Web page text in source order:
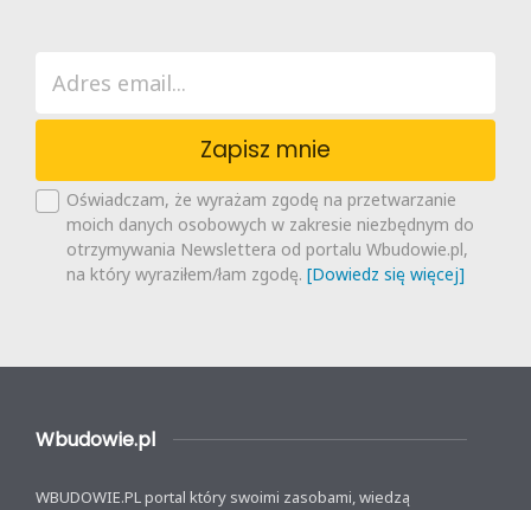
Zapisz mnie
Oświadczam, że wyrażam zgodę na przetwarzanie
moich danych osobowych w zakresie niezbędnym do
otrzymywania Newslettera od portalu Wbudowie.pl,
na który wyraziłem/łam zgodę. [Dowiedz się więcej]
Wbudowie.pl
WBUDOWIE.PL portal który swoimi zasobami, wiedzą